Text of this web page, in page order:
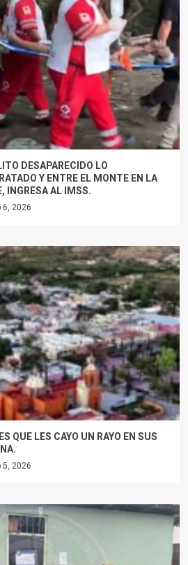
DESAPARECIDO LO
Y ENTRE EL MONTE EN LA
INGRESA AL IMSS.
2026
QUE LES CAYO UN RAYO EN SUS
2026